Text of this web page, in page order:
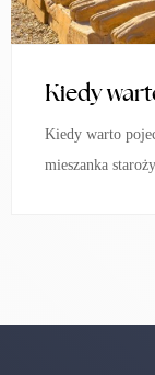
Kiedy
Kiedy warto
mieszanka